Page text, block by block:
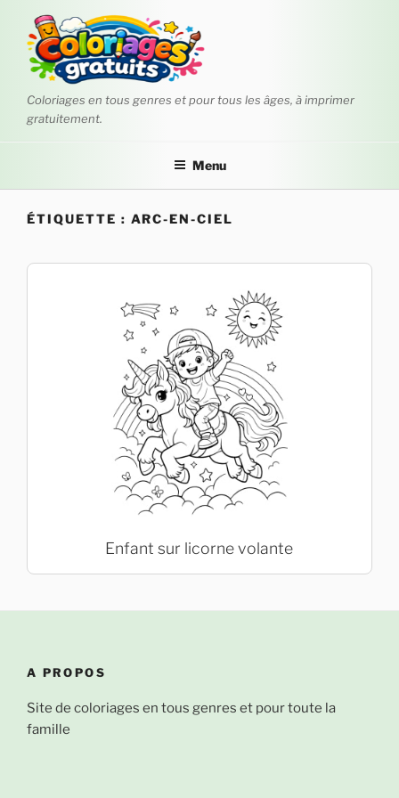
contenu
principal
Coloriages en tous genres et pour tous les âges, à imprimer
gratuitement.
Menu
ÉTIQUETTE : ARC-EN-CIEL
Enfant sur licorne volante
A PROPOS
Site de coloriages en tous genres et pour toute la
famille